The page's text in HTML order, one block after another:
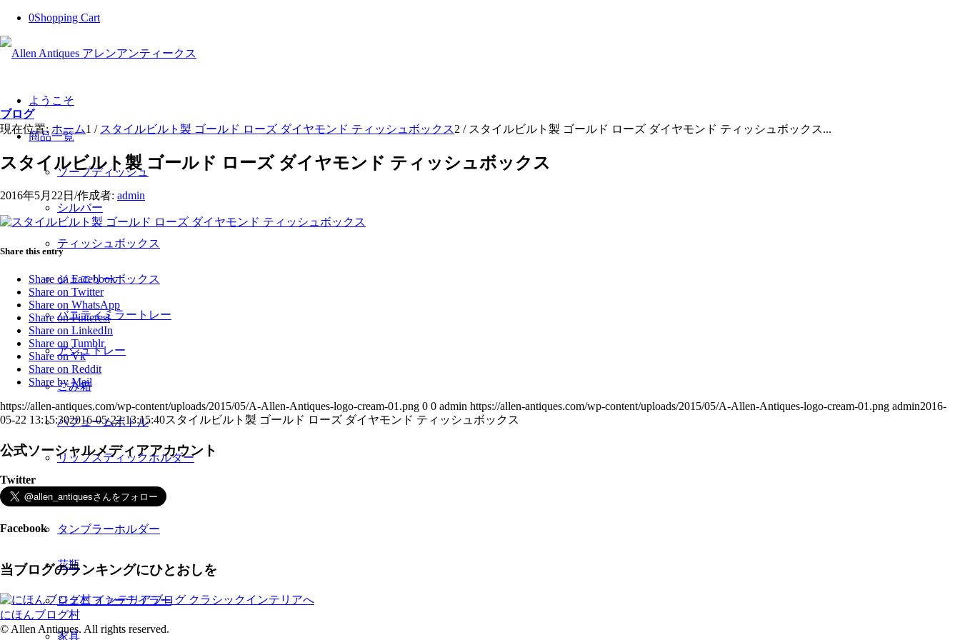
0Shopping Cart
ようこそ
商品一覧
ソープディッシュ
シルバー
ティッシュボックス
ジュエリーボックス
バニティミラートレー
アシュトレー
ごみ箱
パフュームボトル
リップスティックホルダー
タオルホルダー
タンブラーホルダー
花瓶
ジェニファーテイラー
家具
ブログ
現在位置: ホーム1 / スタイルビルト製 ゴールド ローズ ダイヤモンド ティッシュボックス2 / スタイルビルト製 ゴールド ローズ ダイヤモンド ティッシュボックス...
スタイルビルト製 ゴールド ローズ ダイヤモンド ティッシュボックス
2016年5月22日 /作成者: admin
Share this entry
Share on Facebook
Share on Twitter
Share on WhatsApp
Share on Pinterest
Share on LinkedIn
Share on Tumblr
Share on Vk
Share on Reddit
Share by Mail
https://allen-antiques.com/wp-content/uploads/2015/05/A-Allen-Antiques-logo-cream-01.png 0 0 admin https://allen-antiques.com/wp-content/uploads/2015/05/A-Allen-Antiques-logo-cream-01.png admin2016-
05-22 13:15:302016-05-22 13:15:40スタイルビルト製 ゴールド ローズ ダイヤモンド ティッシュボックス
公式ソーシャルメディアアカウント
Twitter
Facebook
当ブログのランキングにひとおしを
にほんブログ村
© Allen Antiques. All rights reserved.